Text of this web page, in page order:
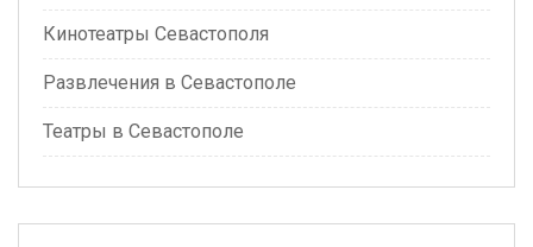
Кинотеатры Севастополя
Развлечения в Севастополе
Театры в Севастополе